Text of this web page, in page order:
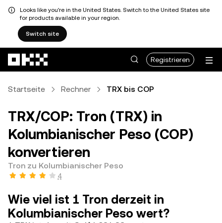
Looks like you're in the United States. Switch to the United States site
for products available in your region.
Switch site
Registrieren
Startseite Rechner TRX bis COP
TRX/COP: Tron (TRX) in
Kolumbianischer Peso (COP)
konvertieren
Tron zu Kolumbianischer Peso
4
Wie viel ist 1 Tron derzeit in
Kolumbianischer Peso wert?